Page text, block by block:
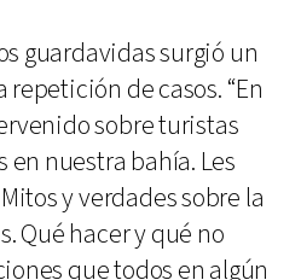
guardavidas surgió un
de casos. “En
sobre turistas
en nuestra bahía. Les
y verdades sobre la
Qué hacer y qué no
que todos en algún